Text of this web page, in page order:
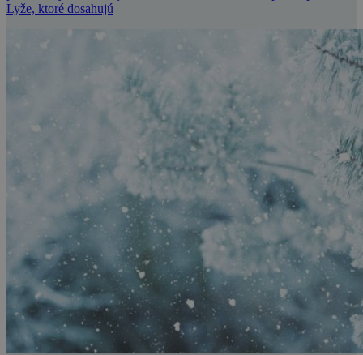
Lyže, ktoré dosahujú